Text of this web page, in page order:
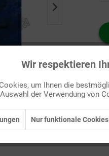
Wir respektieren
um Ihnen die
Auswahl der Verwendung von
Nur funktionale